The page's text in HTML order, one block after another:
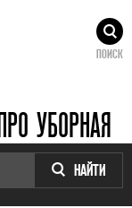
ПОИСК
УБОРНАЯ
НАЙТИ